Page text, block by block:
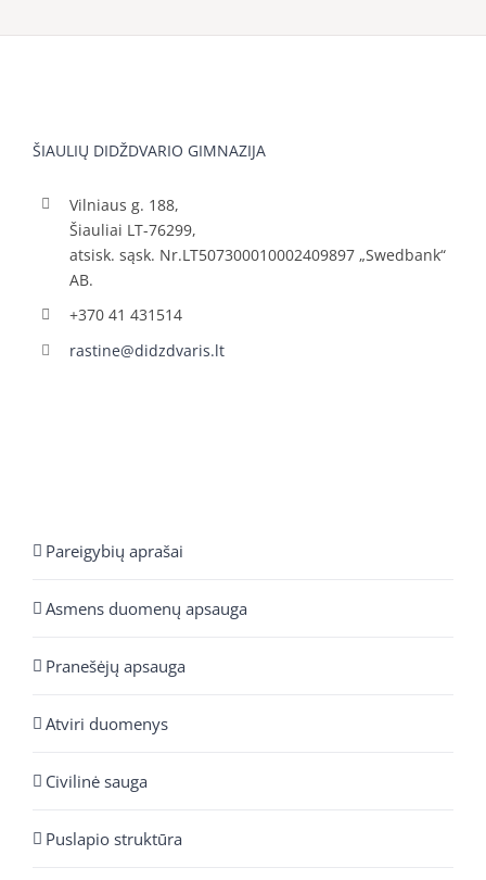
ŠIAULIŲ DIDŽDVARIO GIMNAZIJA
Vilniaus g. 188,
Šiauliai LT-76299,
atsisk. sąsk. Nr.LT507300010002409897 „Swedbank“
AB.
+370 41 431514
rastine@didzdvaris.lt
Pareigybių aprašai
Asmens duomenų apsauga
Pranešėjų apsauga
Atviri duomenys
Civilinė sauga
Puslapio struktūra